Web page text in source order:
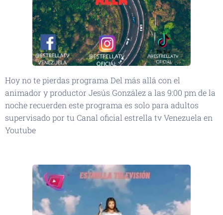
Hoy no te pierdas programa Del más allá con el
animador y productor Jesús González a las 9:00 pm de la
noche recuerden este programa es solo para adultos
supervisado por tu Canal oficial estrella tv Venezuela en
Youtube